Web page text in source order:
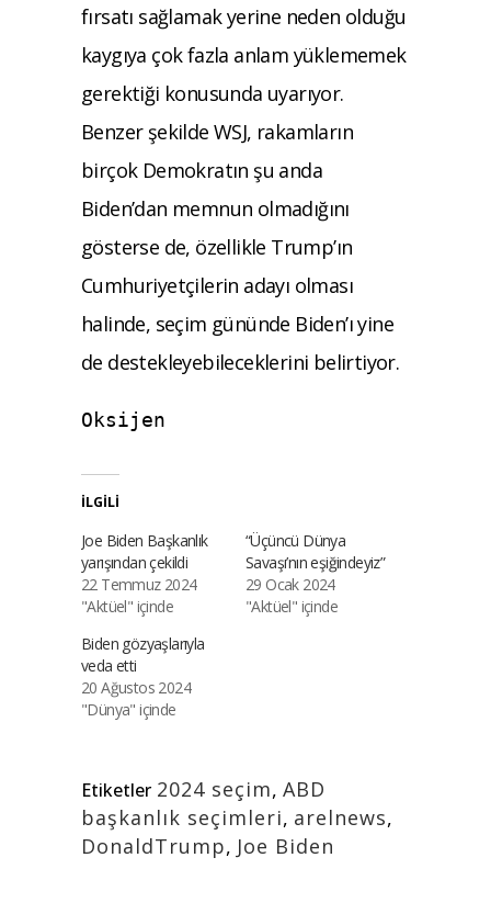
fırsatı sağlamak yerine neden olduğu
kaygıya çok fazla anlam yüklememek
gerektiği konusunda uyarıyor.
Benzer şekilde WSJ, rakamların
birçok Demokratın şu anda
Biden’dan memnun olmadığını
gösterse de, özellikle Trump’ın
Cumhuriyetçilerin adayı olması
halinde, seçim gününde Biden’ı yine
de destekleyebileceklerini belirtiyor.
Oksijen
İLGILI
Joe Biden Başkanlık
yarışından çekildi
22 Temmuz 2024
"Aktüel" içinde
“Üçüncü Dünya
Savaşı’nın eşiğindeyiz”
29 Ocak 2024
"Aktüel" içinde
Biden gözyaşlarıyla
veda etti
20 Ağustos 2024
"Dünya" içinde
Etiketler 2024 seçim, ABD
başkanlık seçimleri, arelnews,
DonaldTrump, Joe Biden